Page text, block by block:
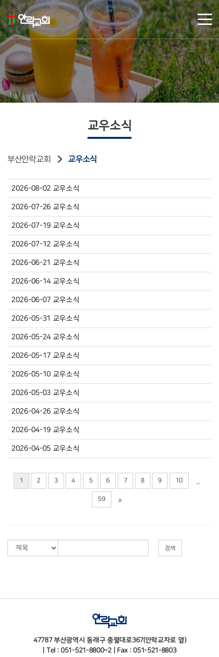
교우소식
부산안락교회 교우소식
2026-08-02 교우소식
2026-07-26 교우소식
2026-07-19 교우소식
2026-07-12 교우소식
2026-06-21 교우소식
2026-06-14 교우소식
2026-06-07 교우소식
2026-05-31 교우소식
2026-05-24 교우소식
2026-05-17 교우소식
2026-05-10 교우소식
2026-05-03 교우소식
2026-04-26 교우소식
2026-04-19 교우소식
2026-04-05 교우소식
1 2 3 4 5 6 7 8 9 10 ...
59
검색
47787 부산광역시 동래구 충렬대로367(안락교차로 옆)
| Tel : 051-521-8800~2 | Fax : 051-521-8803